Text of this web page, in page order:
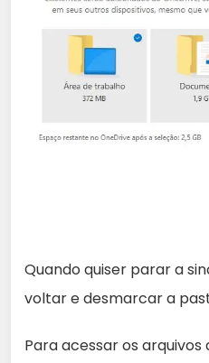
Quando quiser parar a
voltar e desmarcar a
Para acessar os